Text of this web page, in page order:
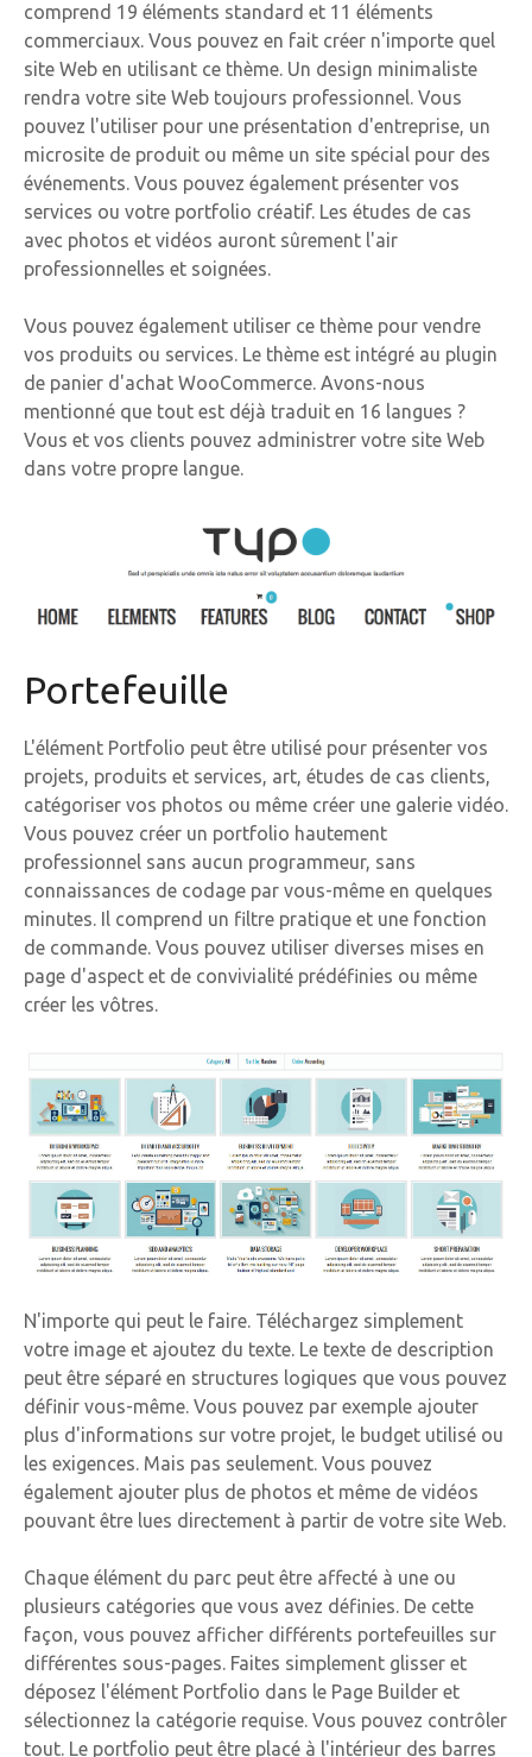
comprend 19 éléments standard et 11 éléments
commerciaux. Vous pouvez en fait créer n'importe quel
site Web en utilisant ce thème. Un design minimaliste
rendra votre site Web toujours professionnel. Vous
pouvez l'utiliser pour une présentation d'entreprise, un
microsite de produit ou même un site spécial pour des
événements. Vous pouvez également présenter vos
services ou votre portfolio créatif. Les études de cas
avec photos et vidéos auront sûrement l'air
professionnelles et soignées.
Vous pouvez également utiliser ce thème pour vendre
vos produits ou services. Le thème est intégré au plugin
de panier d'achat WooCommerce. Avons-nous
mentionné que tout est déjà traduit en 16 langues ?
Vous et vos clients pouvez administrer votre site Web
dans votre propre langue.
Portefeuille
L'élément Portfolio peut être utilisé pour présenter vos
projets, produits et services, art, études de cas clients,
catégoriser vos photos ou même créer une galerie vidéo.
Vous pouvez créer un portfolio hautement
professionnel sans aucun programmeur, sans
connaissances de codage par vous-même en quelques
minutes. Il comprend un filtre pratique et une fonction
de commande. Vous pouvez utiliser diverses mises en
page d'aspect et de convivialité prédéfinies ou même
créer les vôtres.
N'importe qui peut le faire. Téléchargez simplement
votre image et ajoutez du texte. Le texte de description
peut être séparé en structures logiques que vous pouvez
définir vous-même. Vous pouvez par exemple ajouter
plus d'informations sur votre projet, le budget utilisé ou
les exigences. Mais pas seulement. Vous pouvez
également ajouter plus de photos et même de vidéos
pouvant être lues directement à partir de votre site Web.
Chaque élément du parc peut être affecté à une ou
plusieurs catégories que vous avez définies. De cette
façon, vous pouvez afficher différents portefeuilles sur
différentes sous-pages. Faites simplement glisser et
déposez l'élément Portfolio dans le Page Builder et
sélectionnez la catégorie requise. Vous pouvez contrôler
tout. Le portfolio peut être placé à l'intérieur des barres